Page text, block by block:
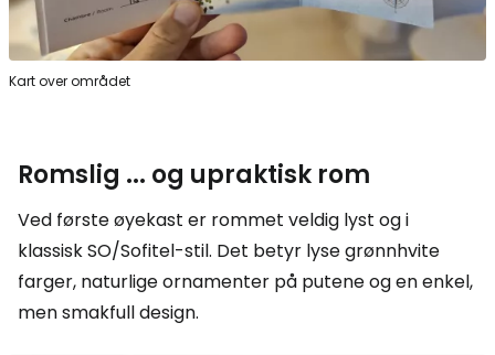
Kart over området
Romslig ... og upraktisk rom
Ved første øyekast er rommet veldig lyst og i
klassisk SO/Sofitel-stil. Det betyr lyse grønnhvite
farger, naturlige ornamenter på putene og en enkel,
men smakfull design.